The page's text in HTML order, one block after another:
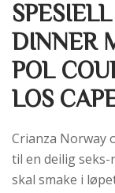
DINNER
POL
LOS
Crianza Norway
til en deilig
skal smake i